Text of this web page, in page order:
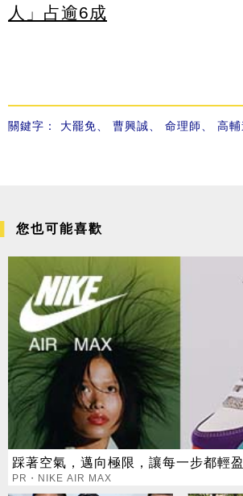
人」占逾6成
關鍵字： 大罷免 曹興誠 命理師 高輔
您也可能喜歡
踩著空氣，邁向極限，讓每一步都輕
PR・NIKE AIR MAX